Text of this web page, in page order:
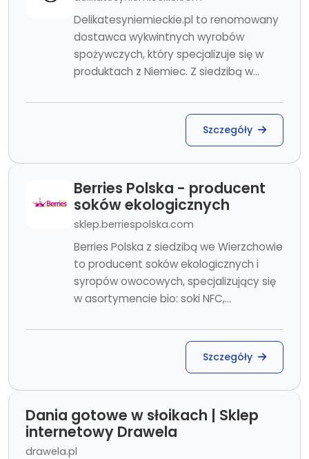
Delikatesyniemieckie.pl to renomowany
dostawca wykwintnych wyrobów
spożywczych, który specjalizuje się w
produktach z Niemiec. Z siedzibą w...
Szczegóły
Berries Polska - producent
soków ekologicznych
sklep.berriespolska.com
Berries Polska z siedzibą we Wierzchowie
to producent soków ekologicznych i
syropów owocowych, specjalizujący się
w asortymencie bio: soki NFC,...
Szczegóły
Dania gotowe w słoikach | Sklep
internetowy Drawela
drawela.pl